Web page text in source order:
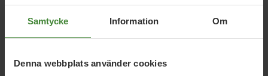
Samtycke Information Om
Denna webbplats använder cookies